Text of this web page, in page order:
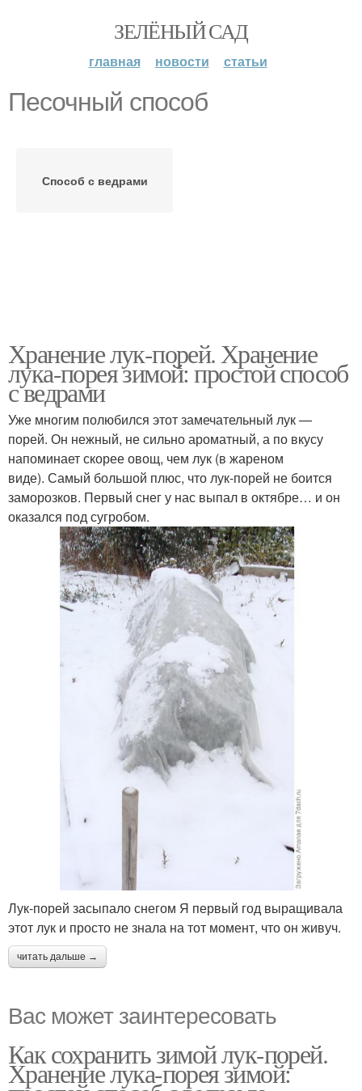
ЗЕЛЁНЫЙ САД
главная новости статьи
Песочный способ
Способ с ведрами
Хранение лук-порей. Хранение
лука-порея зимой: простой способ
с ведрами
Уже многим полюбился этот замечательный лук —
порей. Он нежный, не сильно ароматный, а по вкусу
напоминает скорее овощ, чем лук (в жареном
виде). Самый большой плюс, что лук-порей не боится
заморозков. Первый снег у нас выпал в октябре… и он
оказался под сугробом.
Лук-порей засыпало снегом Я первый год выращивала
этот лук и просто не знала на тот момент, что он живуч.
читать дальше →
Вас может заинтересовать
Как сохранить зимой лук-порей.
Хранение лука-порея зимой: